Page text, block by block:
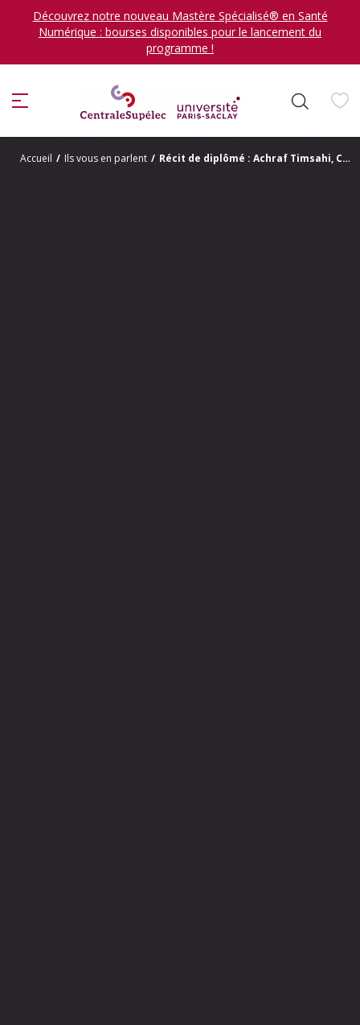
Découvrez notre nouveau Mastère Spécialisé® en Santé
Numérique : bourses disponibles pour le lancement du
programme !
Accueil / Ils vous en parlent / Récit de diplômé : Achraf Timsahi, Civil Engineer chez Vinci Construction Grand Projets.